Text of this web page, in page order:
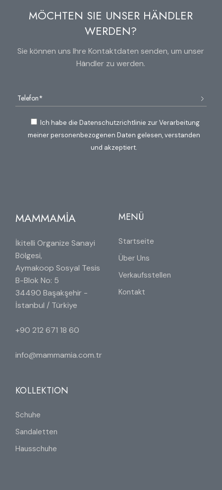
MÖCHTEN SIE UNSER HÄNDLER
WERDEN?
Sie können uns Ihre Kontaktdaten senden, um unser
Händler zu werden.
Ich habe die Datenschutzrichtlinie zur Verarbeitung
meiner personenbezogenen Daten gelesen, verstanden
und akzeptiert.
MAMMAMİA
İkitelli Organize Sanayi
Bölgesi,
Aymakoop Sosyal Tesis
B-Blok No: 5
34490 Başakşehir -
İstanbul / Türkiye
+90 212 671 18 60
info@mammamia.com.tr
MENÜ
Startseite
Über Uns
Verkaufsstellen
Kontakt
KOLLEKTION
Schuhe
Sandaletten
Hausschuhe